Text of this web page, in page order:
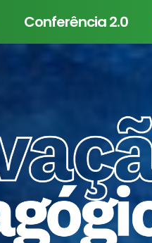
Conferência 2.0